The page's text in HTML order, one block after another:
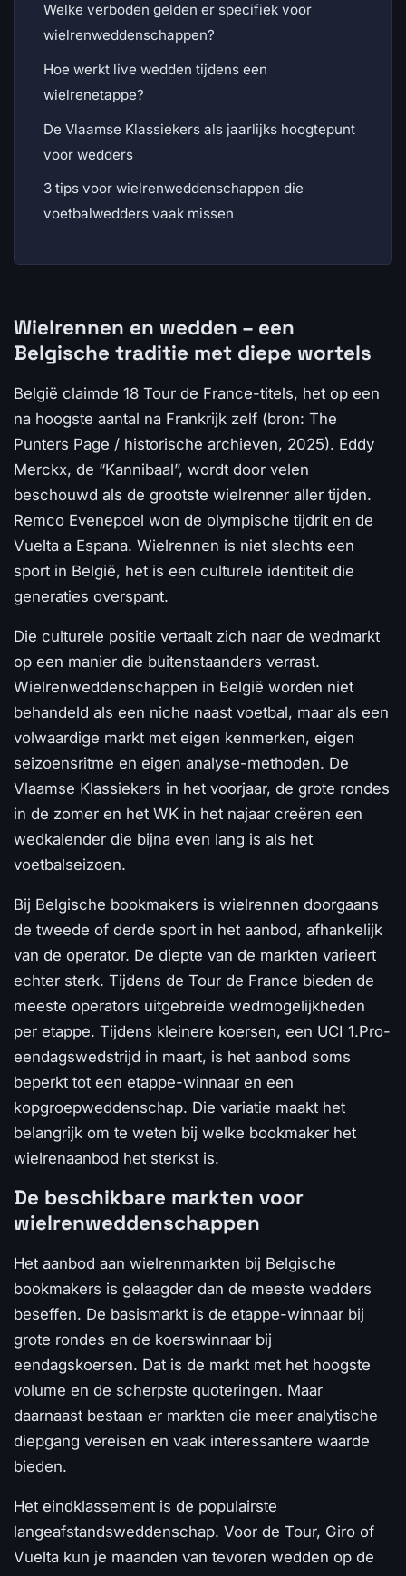
Welke verboden gelden er specifiek voor
wielrenweddenschappen?
Hoe werkt live wedden tijdens een
wielrenetappe?
De Vlaamse Klassiekers als jaarlijks hoogtepunt
voor wedders
3 tips voor wielrenweddenschappen die
voetbalwedders vaak missen
Wielrennen en wedden – een
Belgische traditie met diepe wortels
België claimde 18 Tour de France-titels, het op een
na hoogste aantal na Frankrijk zelf (bron: The
Punters Page / historische archieven, 2025). Eddy
Merckx, de “Kannibaal”, wordt door velen
beschouwd als de grootste wielrenner aller tijden.
Remco Evenepoel won de olympische tijdrit en de
Vuelta a Espana. Wielrennen is niet slechts een
sport in België, het is een culturele identiteit die
generaties overspant.
Die culturele positie vertaalt zich naar de wedmarkt
op een manier die buitenstaanders verrast.
Wielrenweddenschappen in België worden niet
behandeld als een niche naast voetbal, maar als een
volwaardige markt met eigen kenmerken, eigen
seizoensritme en eigen analyse-methoden. De
Vlaamse Klassiekers in het voorjaar, de grote rondes
in de zomer en het WK in het najaar creëren een
wedkalender die bijna even lang is als het
voetbalseizoen.
Bij Belgische bookmakers is wielrennen doorgaans
de tweede of derde sport in het aanbod, afhankelijk
van de operator. De diepte van de markten varieert
echter sterk. Tijdens de Tour de France bieden de
meeste operators uitgebreide wedmogelijkheden
per etappe. Tijdens kleinere koersen, een UCI 1.Pro-
eendagswedstrijd in maart, is het aanbod soms
beperkt tot een etappe-winnaar en een
kopgroepweddenschap. Die variatie maakt het
belangrijk om te weten bij welke bookmaker het
wielrenaanbod het sterkst is.
De beschikbare markten voor
wielrenweddenschappen
Het aanbod aan wielrenmarkten bij Belgische
bookmakers is gelaagder dan de meeste wedders
beseffen. De basismarkt is de etappe-winnaar bij
grote rondes en de koerswinnaar bij
eendagskoersen. Dat is de markt met het hoogste
volume en de scherpste quoteringen. Maar
daarnaast bestaan er markten die meer analytische
diepgang vereisen en vaak interessantere waarde
bieden.
Het eindklassement is de populairste
langeafstandsweddenschap. Voor de Tour, Giro of
Vuelta kun je maanden van tevoren wedden op de